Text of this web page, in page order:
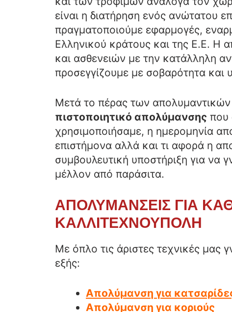
είναι η διατήρηση ενός ανώτατου
πραγματοποιούμε εφαρμογές,
Ελληνικού κράτους και της Ε.Ε. Η
και ασθενειών με την κατάλληλη
προσεγγίζουμε με σοβαρότητα και
Μετά το πέρας των
πιστοποιητικό απολύμανσης που
χρησιμοποιήσαμε, η ημερομηνία
επιστήμονα αλλά και τι αφορά η
συμβουλευτική υποστήριξη για να
μέλλον από παράσιτα.
ΑΠΟΛΥΜΑΝΣΕΙΣ ΓΙΑ
ΚΑΛΛΙΤΕΧΝΟΥΠΟΛΗ
Με όπλο τις άριστες τεχνικές μας
εξής:
Απολύμανση για
Απολύμανση για κοριούς